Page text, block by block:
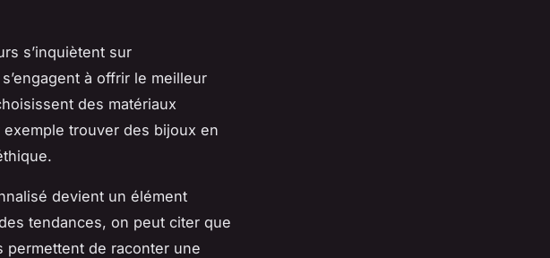
s’inquiètent sur
à offrir le meilleur
des matériaux
trouver des bijoux en
devient un élément
tendances, on peut citer que
permettent de raconter une